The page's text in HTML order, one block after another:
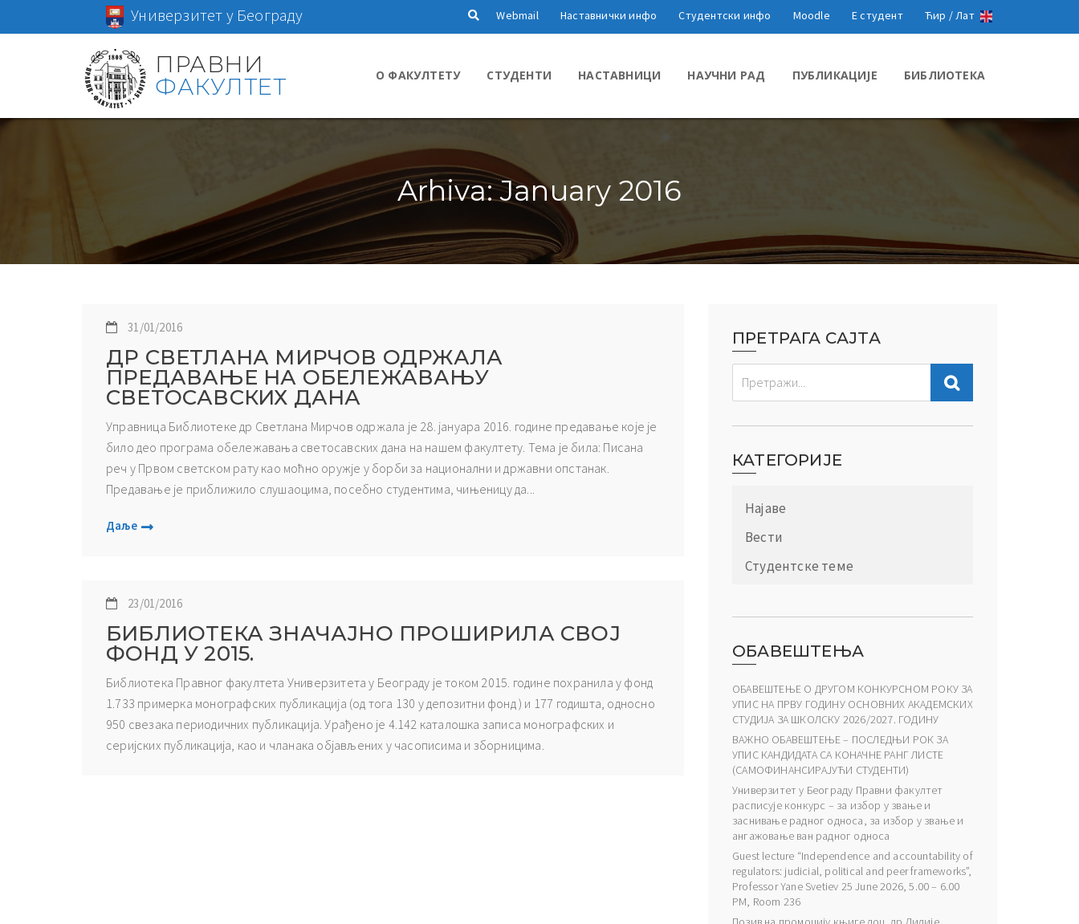
Универзитет у Београду Webmail Наставнички инфо Студентски инфо Moodle Е студент Ћир /Лат
ПРАВНИ
ФАКУЛТЕТ
О ФАКУЛТЕТУ СТУДЕНТИ НАСТАВНИЦИ НАУЧНИ РАД ПУБЛИКАЦИЈЕ БИБЛИОТЕКА
Arhiva: January 2016
31/01/2016
ДР СВЕТЛАНА МИРЧОВ ОДРЖАЛА
ПРЕДАВАЊЕ НА ОБЕЛЕЖАВАЊУ
СВЕТОСАВСКИХ ДАНА
Управница Библиотеке др Светлана Мирчов одржала је 28. јануара 2016. године предавање које је
било део програма обележавања светосавских дана на нашем факултету. Тема је била: Писана
реч у Првом светском рату као моћно оружје у борби за национални и државни опстанак.
Предавање је приближило слушаоцима, посебно студентима, чињеницу да...
Даље
23/01/2016
БИБЛИОТЕКА ЗНАЧАЈНО ПРОШИРИЛА СВОЈ
ФОНД У 2015.
Библиотека Правног факултета Универзитета у Београду је током 2015. године похранила у фонд
1.733 примерка монографских публикација (од тога 130 у депозитни фонд ) и 177 годишта, односно
950 свезака периодичних публикација. Урађено је 4.142 каталошка записа монографских и
серијских публикација, као и чланака објављених у часописима и зборницима.
ПРЕТРАГА САЈТА
КАТЕГОРИЈЕ
Најаве
Вести
Студентске теме
ОБАВЕШТЕЊА
ОБАВЕШТЕЊЕ О ДРУГОМ КОНКУРСНОМ РОКУ ЗА
УПИС НА ПРВУ ГОДИНУ ОСНОВНИХ АКАДЕМСКИХ
СТУДИЈА ЗА ШКОЛСКУ 2026/2027. ГОДИНУ
ВАЖНО ОБАВЕШТЕЊЕ – ПОСЛЕДЊИ РОК ЗА
УПИС КАНДИДАТА СА КОНАЧНЕ РАНГ ЛИСТЕ
(САМОФИНАНСИРАЈУЋИ СТУДЕНТИ)
Универзитет у Београду Правни факултет
расписује конкурс – за избор у звање и
заснивање радног односа, за избор у звање и
ангажовање ван радног односа
Guest lecture “Independence and accountability of
regulators: judicial, political and peer frameworks”,
Professor Yane Svetiev 25 June 2026, 5.00 – 6.00
PM, Room 236